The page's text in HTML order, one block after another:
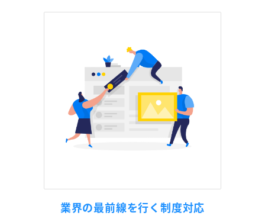
業界の最前線を行く制度対応